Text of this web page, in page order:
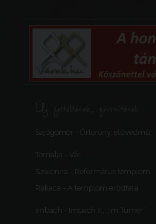
Új feltöltések, frissítések
Sajógömör - Őrtorony, elővédmű
Tornalja - Vár
Szalonna - Református templom
Rakaca - A templom erődfala
Imbach - Imbach II., „Im Turner”